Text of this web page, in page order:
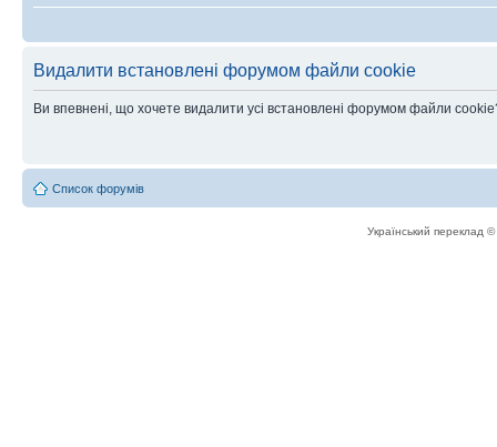
Видалити встановлені форумом файли cookie
Ви впевнені, що хочете видалити усі встановлені форумом файли
Список форумів
Український переклад